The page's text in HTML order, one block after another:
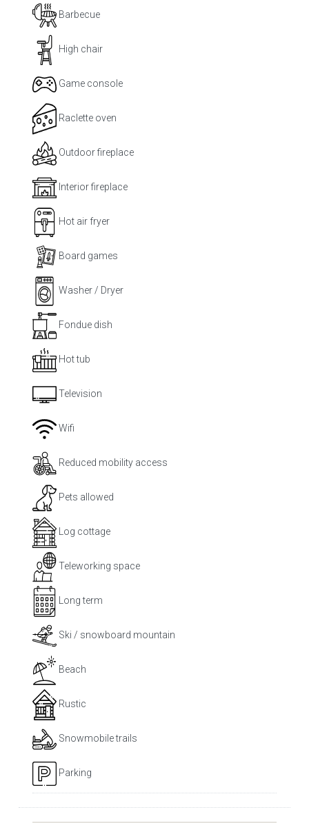
Barbecue
High chair
Game console
Raclette oven
Outdoor fireplace
Interior fireplace
Hot air fryer
Board games
Washer / Dryer
Fondue dish
Hot tub
Television
Wifi
Reduced mobility access
Pets allowed
Log cottage
Teleworking space
Long term
Ski / snowboard mountain
Beach
Rustic
Snowmobile trails
Parking